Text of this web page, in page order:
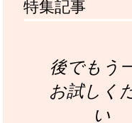
特集記事
後でもう
お試しく
い